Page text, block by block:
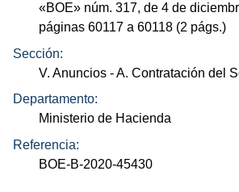
«BOE» núm. 317, de 4 de
páginas 60117 a 60118 (2 págs.)
Sección:
V. Anuncios - A. Contratación del
Departamento:
Ministerio de Hacienda
Referencia:
BOE-B-2020-45430